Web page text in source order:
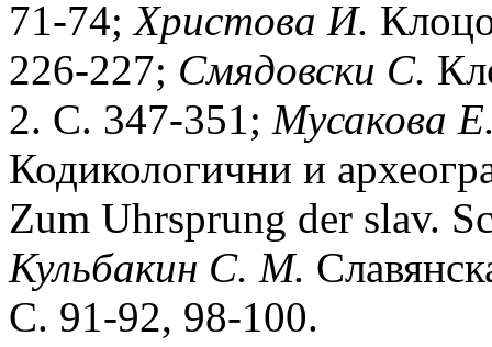
71-74;Христова И.
226-227; Смядовски С.
2. С. 347-351; Мусакова
Кодикологични и
Zum Uhrsprung der slav.
Кульбакин С. М.
С. 91-92, 98-100.